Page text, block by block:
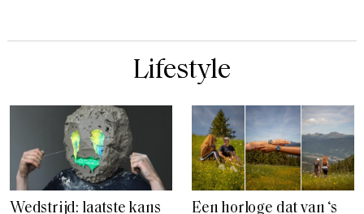
Lifestyle
Wedstrijd: laatste kans Een horloge dat van ‘s